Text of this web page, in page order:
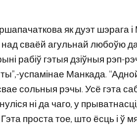
як дуэт шэрага
сваёй агульнай любоўю да
рабіў гэтыя дзіўныя рэп-
успамінае Манкада.
сольныя рэчы. Усё гэта
ні да чаго, у
проста тое, што ёсць і ў